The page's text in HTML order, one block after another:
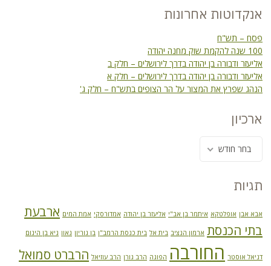
אנקדוטות אחרונות
פסח – תש"ח
100 שנה להקמת שוק מחנה יהודה
אליעזר ודבורה בן יהודה בדרך לירושלים – חלק ב
אליעזר ודבורה בן יהודה בדרך לירושלים – חלק א
הנהג שפרץ את המצור על הר הצופים בתש"ח – חלק ג'
ארכיון
בחר חודש
תגיות
אבא אבן אופלטקא איתמר בן אב"י אליעזר בן יהודה אמדורסקי אמת המים ארבעת
בתי הכנסת ארמון הנציב בית אל בית כנסת הרמב"ן בן גוריון גאון גיא בן הינום
דניאל אוסטר החורבה הפוגה הרב גורן הרב עוזיאל הרברט סמואל